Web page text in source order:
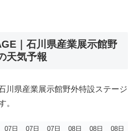
｜石川県産業展示館野
天気予報
川県産業展示館野外特設ステージ
。
07日 07日 07日 08日 08日 08日